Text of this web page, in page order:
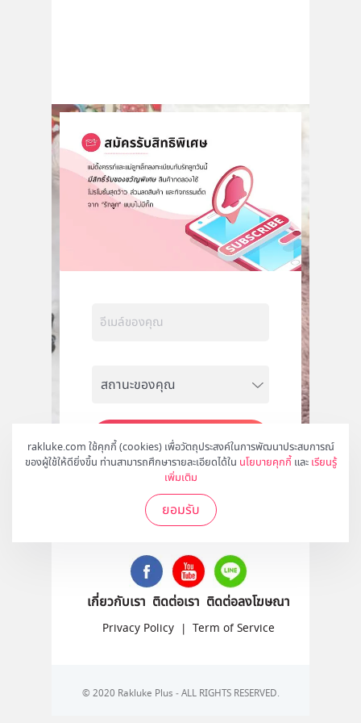
rakluke.com ใช้คุกกี้ (cookies) เพื่อวัตถุประสงค์ในการพัฒนาประสบการณ์
ของผู้ใช้ให้ดียิ่งขึ้น ท่านสามารถศึกษารายละเอียดได้ใน นโยบายคุกกี้ และ เรียนรู้
เพิ่มเติม
ยอมรับ
สมัคร
ติดตามเราได้ที่
เกี่ยวกับเรา ติดต่อเรา ติดต่อลงโฆษณา
Privacy Policy | Term of Service
© 2020 Rakluke Plus - ALL RIGHTS RESERVED.